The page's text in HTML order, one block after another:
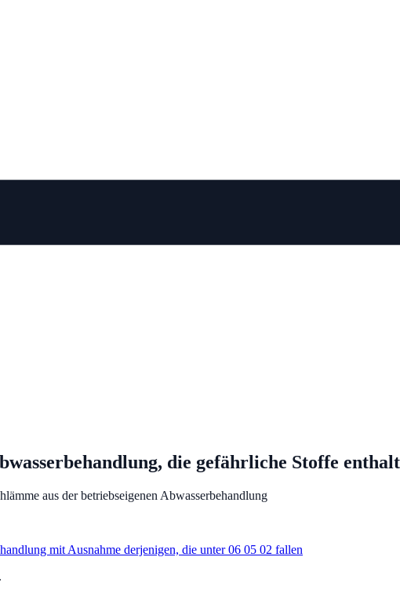
die gefährliche Stoffe
aus der betriebseigenen Abwasserbehandlung
mit Ausnahme derjenigen, die unter 06 05 02 fallen